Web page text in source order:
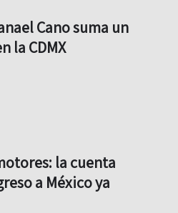
Cano suma un
la CDMX
la cuenta
a México ya